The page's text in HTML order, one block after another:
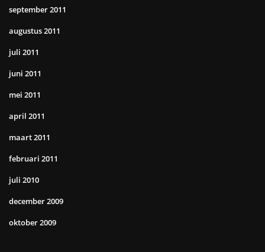
september 2011
augustus 2011
juli 2011
juni 2011
mei 2011
april 2011
maart 2011
februari 2011
juli 2010
december 2009
oktober 2009